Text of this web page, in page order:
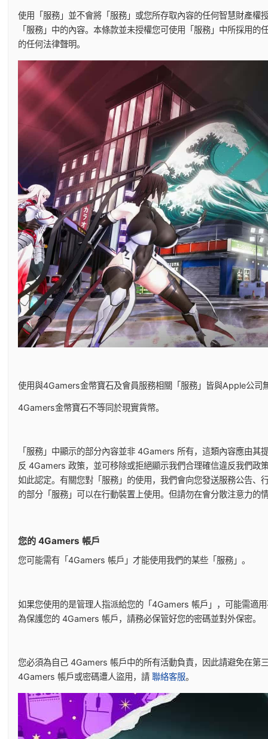
使用「服務」並不會將「服務」或您所存取內容的任何智慧財產
「服務」中的內容。本條款並未授權您可使用「服務」中所採用
的任何法律聲明。
使用與4Gamers金幣寶石及會員服務相關「服務」皆與Apple公司
4Gamers金幣寶石不等同於現實貨幣。
「服務」中顯示的部分內容並非 4Gamers 所有，這類內容應由
反 4Gamers 政策，並可移除或拒絕顯示我們合理確信違反我們政
如此認定。有關您對「服務」的使用，我們會向您發送服務公告
的部分「服務」可以在行動裝置上使用。但請勿在會分散注意力的
您的 4Gamers 帳戶
您可能需有「4Gamers 帳戶」才能使用我們的某些「服務」。
如果您使用的是管理人指派給您的「4Gamers 帳戶」，可能需適
為保護您的 4Gamers 帳戶，請務必保管好您的密碼並對外保密。
您必須為自己 4Gamers 帳戶中的所有活動負責，因此請避免在
4Gamers 帳戶或密碼遭人盜用，請 聯絡客服。